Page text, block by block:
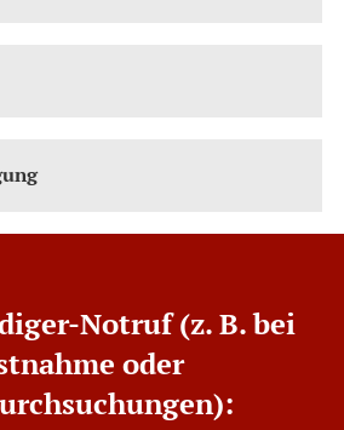
Notruf (z. B. bei
oder